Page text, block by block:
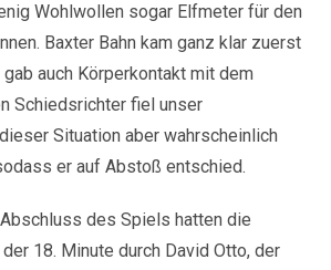
Wohlwollen sogar Elfmeter für den
Baxter Bahn kam ganz klar zuerst
auch Körperkontakt mit dem
Schiedsrichter fiel unser
Situation aber wahrscheinlich
er auf Abstoß entschied.
des Spiels hatten die
18. Minute durch David Otto, der